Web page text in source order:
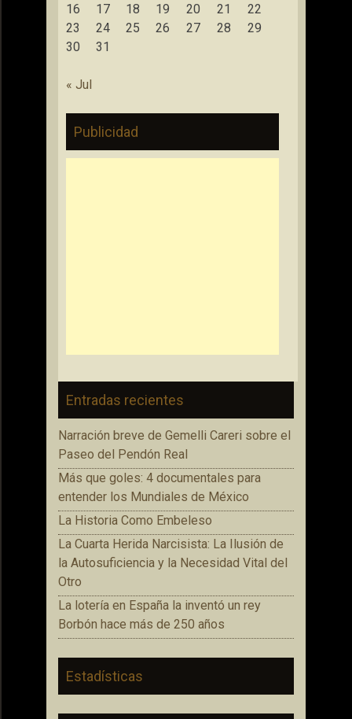
16
17 18 19 20 21
22
23
24 25 26 27 28
29
30
31
« Jul
Publicidad
Entradas recientes
Narración breve de Gemelli Careri sobre el
Paseo del Pendón Real
Más que goles: 4 documentales para
entender los Mundiales de México
La Historia Como Embeleso
La Cuarta Herida Narcisista: La Ilusión de
la Autosuficiencia y la Necesidad Vital del
Otro
La lotería en España la inventó un rey
Borbón hace más de 250 años
Estadísticas